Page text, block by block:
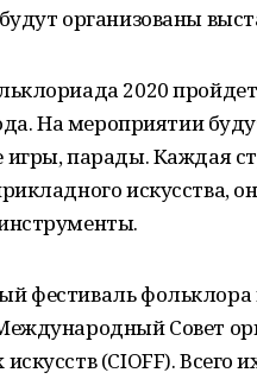
организованы
2020
На мероприятии
парады. Каждая
искусства,
фестиваль фольклора
Совет
(СIOFF).